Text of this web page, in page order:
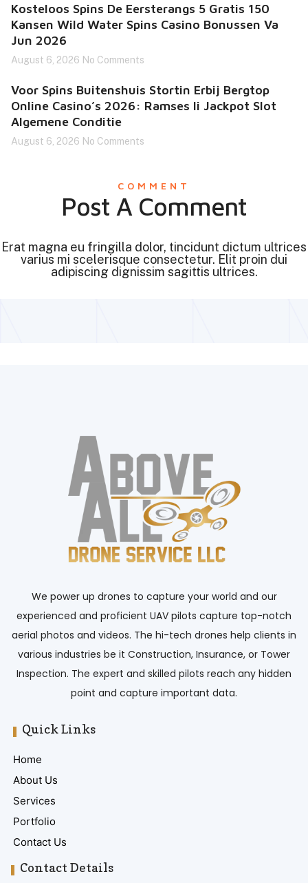
Kosteloos Spins De Eersterangs 5 Gratis 150
Kansen Wild Water Spins Casino Bonussen Va
Jun 2026
August 6, 2026 No Comments
Voor Spins Buitenshuis Stortin Erbij Bergtop
Online Casino’s 2026: Ramses Ii Jackpot Slot
Algemene Conditie
August 6, 2026 No Comments
COMMENT
Post A Comment
Erat magna eu fringilla dolor, tincidunt dictum ultrices
varius mi scelerisque consectetur. Elit proin dui
adipiscing dignissim sagittis ultrices.
We power up drones to capture your world and our
experienced and proficient UAV pilots capture top-notch
aerial photos and videos. The hi-tech drones help clients in
various industries be it Construction, Insurance, or Tower
Inspection. The expert and skilled pilots reach any hidden
point and capture important data.
Quick Links
Home
About Us
Services
Portfolio
Contact Us
Contact Details